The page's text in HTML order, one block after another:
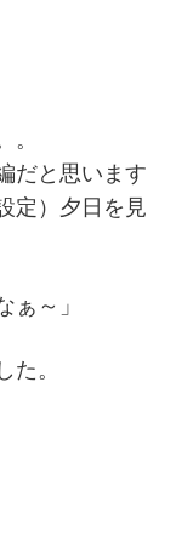
。
だと思います
定）夕日を見
ぁ～」
た。